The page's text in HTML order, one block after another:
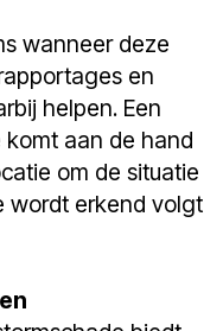
wanneer deze
en
helpen. Een
aan de hand
om de situatie
wordt erkend volgt